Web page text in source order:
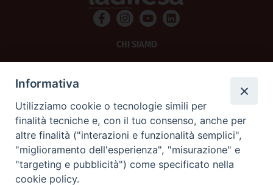
CHI SIAMO
SCRIVICI
La Difesa srl - P.iva 05125420280
La Difesa del Popolo percepisce i contributi pubblici all'editoria.
La Difesa del Popolo, tramite la Fisc (Federazione Italiana Settimanali Cattolici)
Informativa
Utilizziamo cookie o tecnologie simili per
finalità tecniche e, con il tuo consenso, anche per
altre finalità ("interazioni e funzionalità semplici",
"miglioramento dell'esperienza", "misurazione" e
"targeting e pubblicità") come specificato nella
cookie policy.